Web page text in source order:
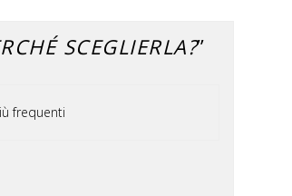
SCEGLIERLA?”
frequenti